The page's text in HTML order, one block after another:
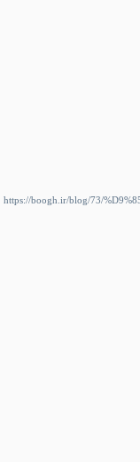
https://boogh.ir/blog/73/